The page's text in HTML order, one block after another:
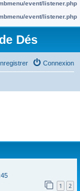
event/listener.php
event/listener.php
Dés
Connexion
1 2